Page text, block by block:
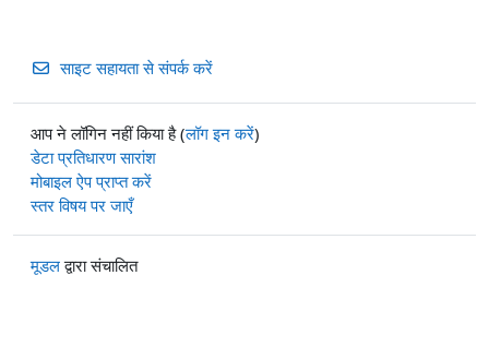
साइट सहायता से संपर्क करें
आप ने लॉगिन नहीं किया है (लॉग इन करें)
डेटा प्रतिधारण सारांश
मोबाइल ऐप प्राप्त करें
स्तर विषय पर जाएँ
मूडलद्वारा संचालित